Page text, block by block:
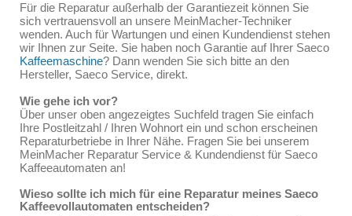
Für die Reparatur außerhalb der Garantiezeit können Sie
sich vertrauensvoll an unsere MeinMacher-Techniker
wenden. Auch für Wartungen und einen Kundendienst stehen
wir Ihnen zur Seite. Sie haben noch Garantie auf Ihrer Saeco
Kaffeemaschine? Dann wenden Sie sich bitte an den
Hersteller, Saeco Service, direkt.
Wie gehe ich vor?
Über unser oben angezeigtes Suchfeld tragen Sie einfach
Ihre Postleitzahl / Ihren Wohnort ein und schon erscheinen
Reparaturbetriebe in Ihrer Nähe. Fragen Sie bei unserem
MeinMacher Reparatur Service & Kundendienst für Saeco
Kaffeeautomaten an!
Wieso sollte ich mich für eine Reparatur meines Saeco
Kaffeevollautomaten entscheiden?